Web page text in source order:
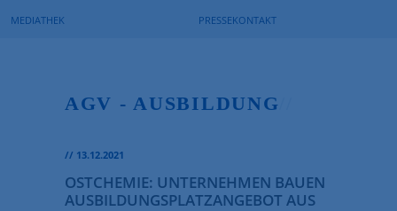
MEDIATHEK PRESSEKONTAKT
AGV - AUSBILDUNG
// 13.12.2021
OSTCHEMIE: UNTERNEHMEN BAUEN
AUSBILDUNGSPLATZANGEBOT AUS